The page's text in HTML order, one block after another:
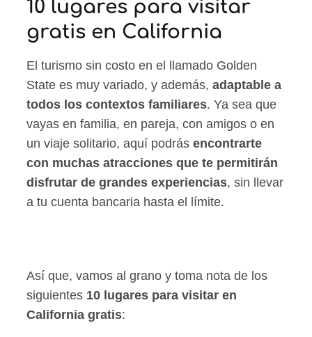
10 lugares para visitar
gratis en California
El turismo sin costo en el llamado Golden
State es muy variado, y además,adaptable a
todos los contextos familiares. Ya sea que
vayas en familia, en pareja, con amigos o en
un viaje solitario, aquí podrásencontrarte
con muchas atracciones que te permitirán
disfrutar de grandes experiencias, sin llevar
a tu cuenta bancaria hasta el límite.
Así que, vamos al grano y toma nota de los
siguientes 10 lugares para visitar en
California gratis: